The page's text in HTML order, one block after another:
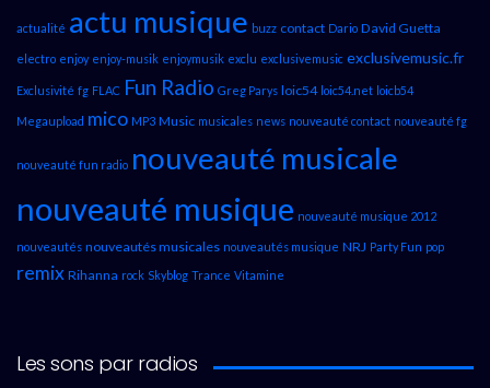
actualité actu musique buzz contact Dario David Guetta
electro enjoy enjoy-musik enjoymusik exclu exclusivemusic exclusivemusic.fr
Exclusivité fg FLAC Fun Radio Greg Parys loic54 loic54.net loicb54
Megaupload mico MP3 Music musicales news nouveauté contact nouveauté fg
nouveauté fun radio nouveauté musicale
nouveauté musique nouveauté musique 2012
nouveautés nouveautés musicales nouveautés musique NRJ Party Fun pop
remix Rihanna rock Skyblog Trance Vitamine
Les sons par radios